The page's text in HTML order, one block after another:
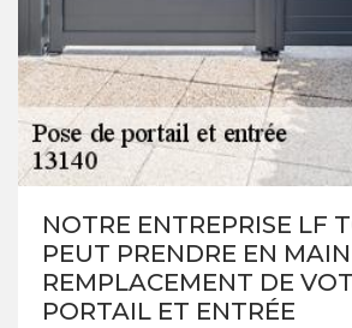
NOTRE ENTREPRISE LF
PEUT PRENDRE EN
REMPLACEMENT DE
PORTAIL ET ENTRÉE